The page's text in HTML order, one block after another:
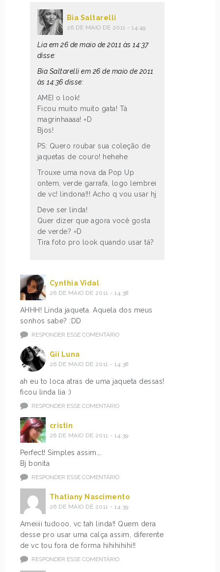
Bia Saltarelli
26 DE MAIO DE 2011 - 14:49
Lia em 26 de maio de 2011 às 14:37
disse:
Bia Saltarelli em 26 de maio de 2011
às 14:36 disse:
AMEI o look!
Ficou muito muito gata! Tá
magrinhaaaa! =D
Bjos!
PS: Quero roubar sua coleção de
jaquetas de couro! hehehe
Trouxe uma nova da Pop Up
ontem, verde garrafa, logo lembrei
de vc! lindona!!! Acho q vou usar hj
Deve ser linda!
Quer dizer que agora você gosta
de verde? =D
Tira foto pro look quando usar tá?
Cynthia Vidal
26 DE MAIO DE 2011 - 14:38
AHHH! Linda jaqueta. Aquela dos meus
sonhos sabe? :DD
RESPONDER ESSE COMENTÁRIO
Gii Luna
26 DE MAIO DE 2011 - 14:38
ah eu to loca atras de uma jaqueta dessas!
ficou linda lia :)
RESPONDER ESSE COMENTÁRIO
cristin
26 DE MAIO DE 2011 - 14:39
Perfect! Simples assim….
Bj bonita
RESPONDER ESSE COMENTÁRIO
Thatiany Nascimento
26 DE MAIO DE 2011 - 14:39
Ameiiii tudooo, vc tah linda!! Quem dera
desse pro usar uma calça assim, diferente
de vc tou fora de forma hihihihihi!!
RESPONDER ESSE COMENTÁRIO